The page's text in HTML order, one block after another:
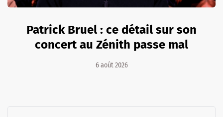
Patrick Bruel : ce détail sur son
concert au Zénith passe mal
6 août 2026